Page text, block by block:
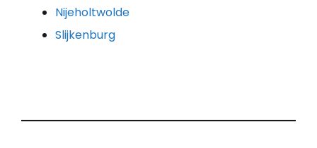
Nijeholtwolde
Slijkenburg